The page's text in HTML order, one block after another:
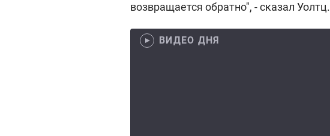
возвращается обратно", - сказал Уолтц.
ВИДЕО ДНЯ